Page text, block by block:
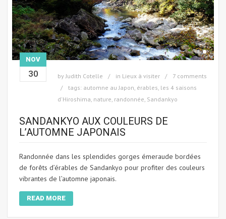
NOV
30 byJudith Cotelle in Lieux à visiter
7 comments
tags: automne au Japon, érables, les 4 saisons
d'Hiroshima, nature, randonnée, Sandankyo
SANDANKYO AUX COULEURS DE
L’AUTOMNE JAPONAIS
Randonnée dans les splendides gorges émeraude bordées
de forêts d’érables de Sandankyo pour profiter des couleurs
vibrantes de l’automne japonais.
READ MORE